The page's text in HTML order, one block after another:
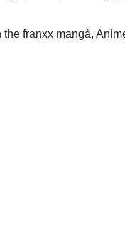
franxx mangá,